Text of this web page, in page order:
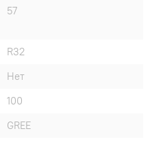
57
R32
Нет
100
GREE